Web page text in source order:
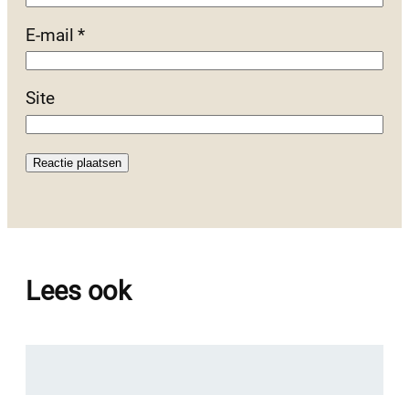
E-mail*
Site
Lees ook